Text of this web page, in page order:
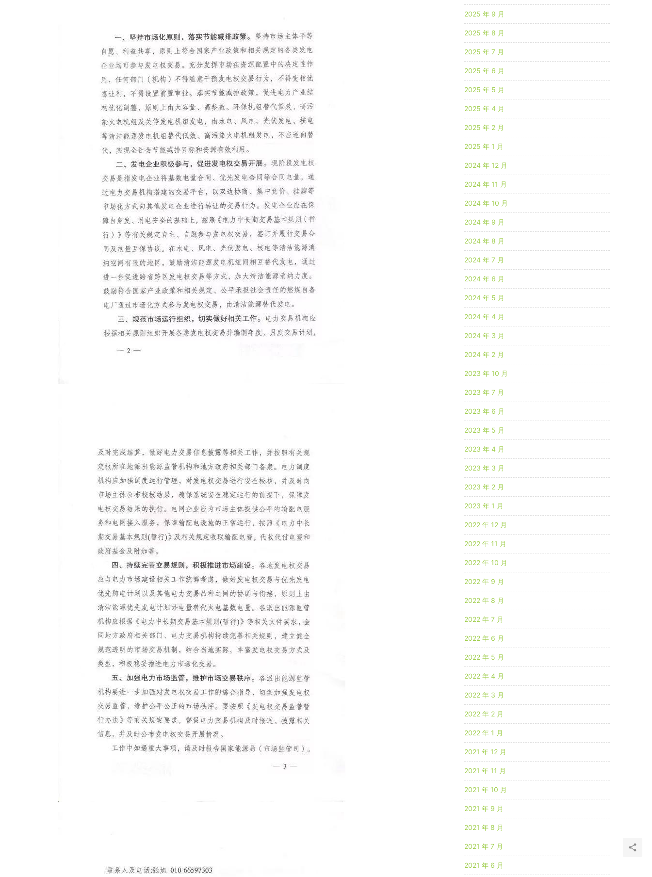
2025 年 9 月
2025 年 8 月
2025 年 7 月
2025 年 6 月
2025 年 5 月
2025 年 4 月
2025 年 2 月
2025 年 1 月
2024 年 12 月
2024 年 11 月
2024 年 10 月
2024 年 9 月
2024 年 8 月
2024 年 7 月
2024 年 6 月
2024 年 5 月
2024 年 4 月
2024 年 3 月
2024 年 2 月
2023 年 10 月
2023 年 7 月
2023 年 6 月
2023 年 5 月
2023 年 4 月
2023 年 3 月
2023 年 2 月
2023 年 1 月
2022 年 12 月
2022 年 11 月
2022 年 10 月
2022 年 9 月
2022 年 8 月
2022 年 7 月
2022 年 6 月
2022 年 5 月
2022 年 4 月
2022 年 3 月
2022 年 2 月
2022 年 1 月
2021 年 12 月
2021 年 11 月
2021 年 10 月
2021 年 9 月
2021 年 8 月
2021 年 7 月
2021 年 6 月